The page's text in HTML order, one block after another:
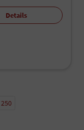
Details
250